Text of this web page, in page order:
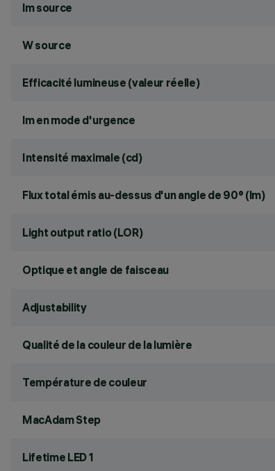
lm source
W source
Efficacité lumineuse (valeur réelle)
lm en mode d'urgence
Intensité maximale (cd)
Flux total émis au-dessus d'un angle de 90° (lm)
Light output ratio (LOR)
Optique et angle de faisceau
Adjustability
Qualité de la couleur de la lumière
Température de couleur
MacAdam Step
Lifetime LED 1